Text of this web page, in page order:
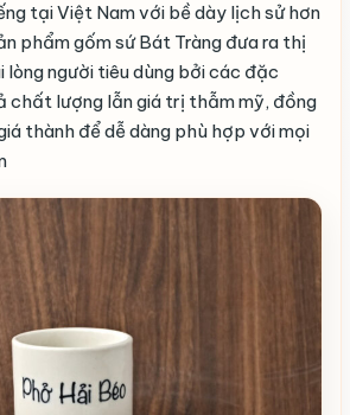
tại Việt Nam với bề dày lịch sử hơn
phẩm gốm sứ Bát Tràng đưa ra thị
lòng người tiêu dùng bởi các đặc
chất lượng lẫn giá trị thẫm mỹ, đồng
thành để dễ dàng phù hợp với mọi